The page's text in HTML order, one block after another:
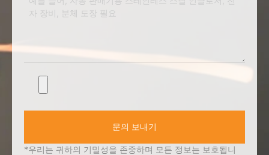
문의 보내기
*우리는 귀하의 기밀성을 존중하며 모든 정보는 보호됩니